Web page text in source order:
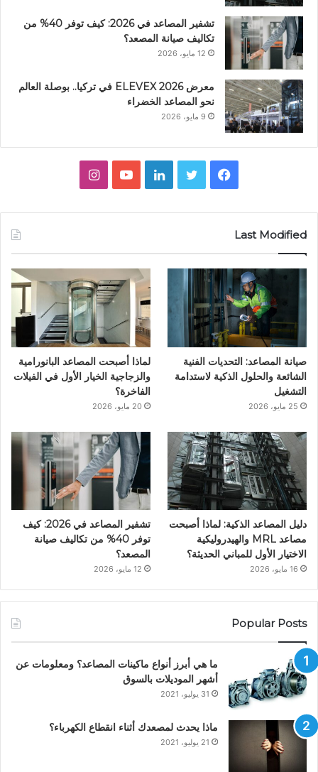
تشفير المصاعد في 2026: كيف توفر 40% من
تكاليف صيانة المصعد؟
12 مايو، 2026
معرض ELEVEX 2026 في تركيا.. بوصلة العالم
نحو المصاعد الخضراء
9 مايو، 2026
و
ك
ر
د
إ
ن
و
ق
ر
ا
م
Last Modified
صيانة المصاعد: التحديات الفنية
الشائعة والحلول الذكية لاستدامة
التشغيل
25 مايو، 2026
لماذا أصبحت المصاعد البانورامية
والزجاجية الخيار الأول في الفيلات
الفاخرة؟
20 مايو، 2026
دليل المصاعد الذكية: لماذا أصبحت
مصاعد MRL والهيدروليكية
الاختيار الأول للمباني الحديثة؟
16 مايو، 2026
تشفير المصاعد في 2026: كيف
توفر 40% من تكاليف صيانة
المصعد؟
12 مايو، 2026
Popular Posts
ما هي أبرز أنواع ماكينات المصاعد؟ ومعلومات عن
أشهر الموديلات بالسوق
31 يوليو، 2021
ماذا يحدث لمصعدك أثناء انقطاع الكهرباء؟
21 يوليو، 2021